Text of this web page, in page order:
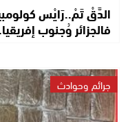
الدَّقْ تَمْ..رَايْس
فالجزائر وُجنوب
جرائم وحوادث